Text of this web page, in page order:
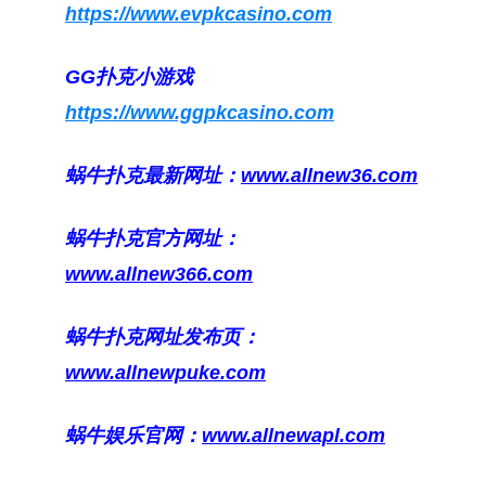
https://www.evpkcasino.com
GG扑克小游戏
https://www.ggpkcasino.com
蜗牛扑克最新网址： www.allnew36.com
蜗牛扑克官方网址：
www.allnew366.com
蜗牛扑克网址发布页：
www.allnewpuke.com
蜗牛娱乐官网： www.allnewapl.com